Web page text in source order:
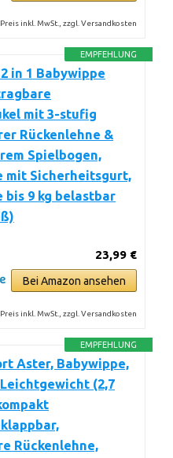
Preis inkl. MwSt., zzgl. Versandkosten
EMPFEHLUNG
2 in 1 Babywippe
mit 3-stufig
Rückenlehne &
Spielbogen,
mit Sicherheitsgurt,
bis 9 kg belastbar
23,99 €
Bei Amazon ansehen
Preis inkl. MwSt., zzgl. Versandkosten
EMPFEHLUNG
Aster, Babywippe,
(2,7
Rückenlehne,